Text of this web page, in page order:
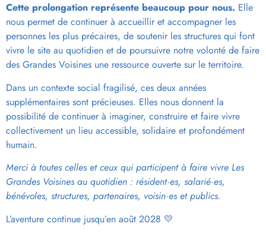
Cette prolongation représente beaucoup pour nous. Elle
nous permet de continuer à accueillir et accompagner les
personnes les plus précaires, de soutenir les structures qui font
vivre le site au quotidien et de poursuivre notre volonté de faire
des Grandes Voisines une ressource ouverte sur le territoire.
Dans un contexte social fragilisé, ces deux années
supplémentaires sont précieuses. Elles nous donnent la
possibilité de continuer à imaginer, construire et faire vivre
collectivement un lieu accessible, solidaire et profondément
humain.
Merci à toutes celles et ceux qui participent à faire vivre Les
Grandes Voisines au quotidien : résident·es, salarié·es,
bénévoles, structures, partenaires, voisin·es et publics.
L’aventure continue jusqu’en août 2028 💛